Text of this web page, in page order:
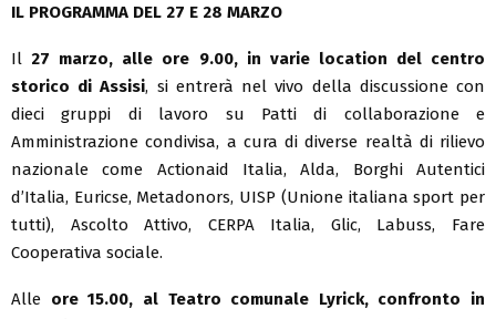
IL PROGRAMMA DEL 27 E 28 MARZO
Il27 marzo, alle ore 9.00, in varie location del centro
storico di Assisi, si entrerà nel vivo della discussione con
dieci gruppi di lavoro su Patti di collaborazione e
Amministrazione condivisa, a cura di diverse realtà di rilievo
nazionale come Actionaid Italia, Alda, Borghi Autentici
d’Italia, Euricse, Metadonors, UISP (Unione italiana sport per
tutti), Ascolto Attivo, CERPA Italia, Glic, Labuss, Fare
Cooperativa sociale.
Alle ore 15.00, al Teatro comunale Lyrick, confronto in